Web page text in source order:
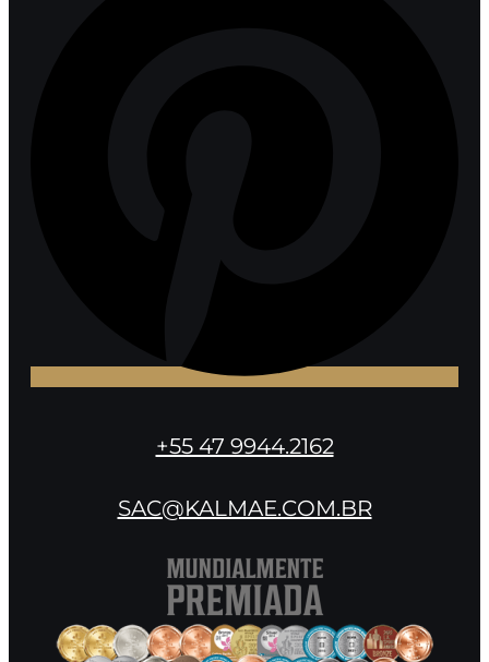
+55 47 9944.2162
SAC@KALMAE.COM.BR